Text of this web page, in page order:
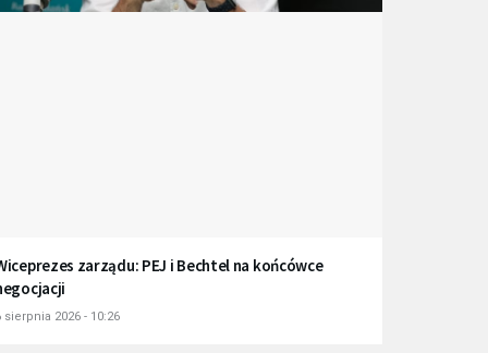
zarządu: PEJ i Bechtel na końcówce
sierpnia 2026 - 10:26